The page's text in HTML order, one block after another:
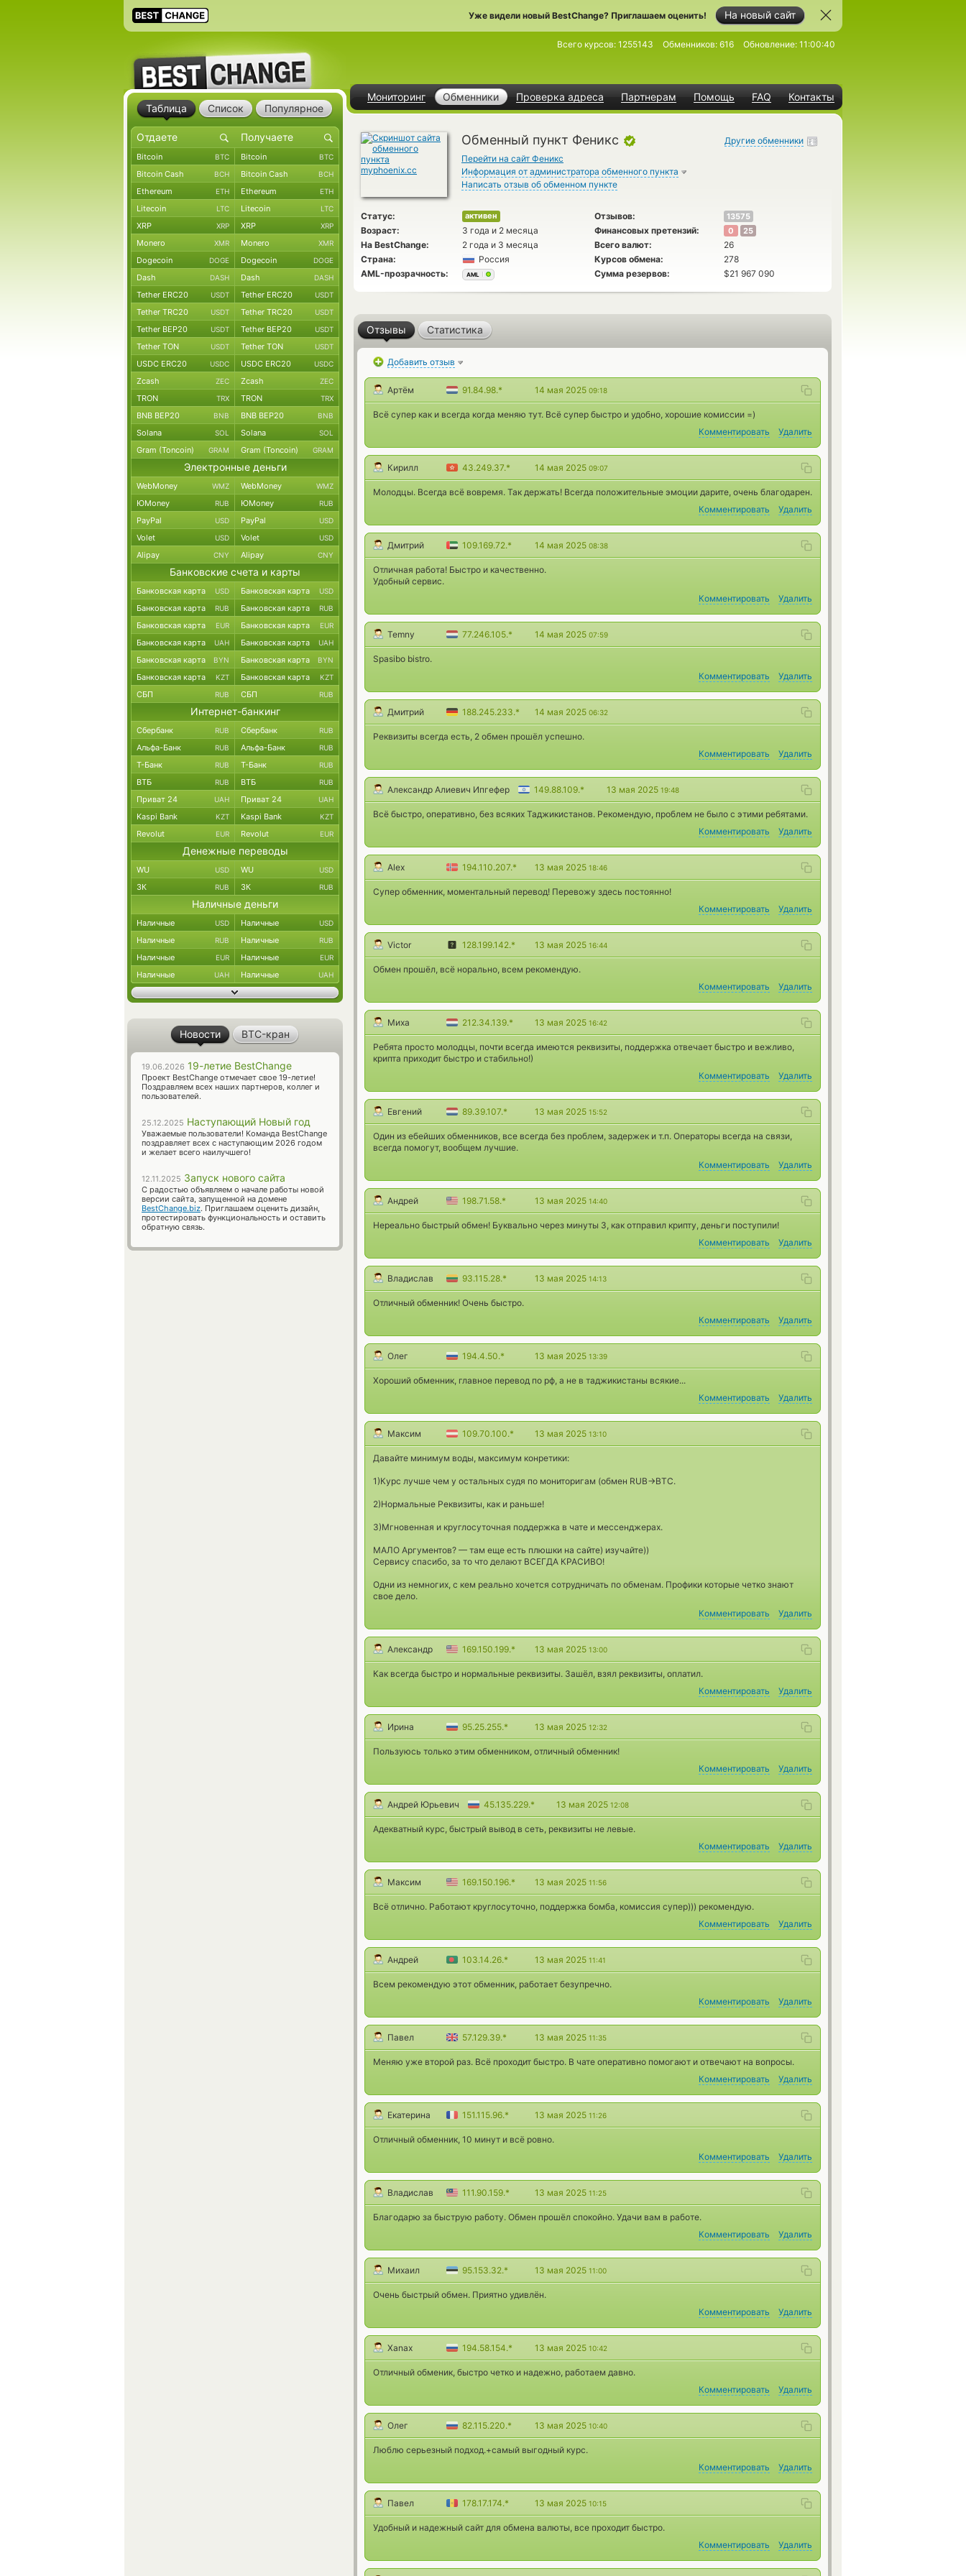
На новый сайт
Уже видели новый BestChange? Приглашаем оценить!
Мониторинг Обменники Проверка адреса Партнерам Помощь FAQ Контакты
Всего курсов: 1255143 Обменников: 616 Обновление: 11:00:40
Обменный пункт Феникс
Перейти на сайт Феникс
Информация от администратора обменного пункта
Написать отзыв об обменном пункте
Другие обменники
Статус: активен Отзывов: 13575
Возраст: 3 года и 2 месяца Финансовых претензий: 0 25
На BestChange: 2 года и 3 месяца Всего валют:
26
Страна:
Россия Курсов обмена:
278
AML-прозрачность:
AML Сумма резервов: $21 967 090
Отзывы Статистика
Добавить отзыв
Артём 91.84.98.* 14 мая 2025 09:18
Всё супер как и всегда когда меняю тут. Всё супер быстро и удобно, хорошие комиссии =)
Комментировать
Удалить
Кирилл 43.249.37.* 14 мая 2025 09:07
Молодцы. Всегда всё вовремя. Так держать! Всегда положительные эмоции дарите, очень благодарен.
Комментировать
Удалить
Дмитрий 109.169.72.* 14 мая 2025 08:38
Отличная работа! Быстро и качественно.
Удобный сервис.
Комментировать
Удалить
Temny 77.246.105.* 14 мая 2025 07:59
Spasibo bistro.
Комментировать
Удалить
Дмитрий 188.245.233.* 14 мая 2025 06:32
Реквизиты всегда есть, 2 обмен прошёл успешно.
Комментировать
Удалить
Александр Алиевич Ипгефер 149.88.109.* 13 мая 2025 19:48
Всё быстро, оперативно, без всяких Таджикистанов. Рекомендую, проблем не было с этими ребятами.
Комментировать
Удалить
Alex 194.110.207.* 13 мая 2025 18:46
Супер обменник, моментальный перевод! Перевожу здесь постоянно!
Комментировать
Удалить
Victor 128.199.142.* 13 мая 2025 16:44
Обмен прошёл, всё норально, всем рекомендую.
Комментировать
Удалить
Миха 212.34.139.* 13 мая 2025 16:42
Ребята просто молодцы, почти всегда имеются реквизиты, поддержка отвечает быстро и вежливо,
крипта приходит быстро и стабильно!)
Комментировать
Удалить
Евгений 89.39.107.* 13 мая 2025 15:52
Один из ебейших обменников, все всегда без проблем, задержек и т.п. Операторы всегда на связи,
всегда помогут, вообщем лучшие.
Комментировать
Удалить
Андрей 198.71.58.* 13 мая 2025 14:40
Нереально быстрый обмен! Буквально через минуты 3, как отправил крипту, деньги поступили!
Комментировать
Удалить
Владислав 93.115.28.* 13 мая 2025 14:13
Отличный обменник! Очень быстро.
Комментировать
Удалить
Олег 194.4.50.* 13 мая 2025 13:39
Хороший обменник, главное перевод по рф, а не в таджикистаны всякие...
Комментировать
Удалить
Максим 109.70.100.* 13 мая 2025 13:10
Давайте минимум воды, максимум конретики:
1)Курс лучше чем у остальных судя по мониторигам (обмен RUB->BTC.
2)Нормальные Реквизиты, как и раньше!
3)Мгновенная и круглосуточная поддержка в чате и мессенджерах.
МАЛО Аргументов? — там еще есть плюшки на сайте) изучайте))
Сервису спасибо, за то что делают ВСЕГДА КРАСИВО!
Одни из немногих, с кем реально хочется сотрудничать по обменам. Профики которые четко знают
свое дело.
Комментировать
Удалить
Александр 169.150.199.* 13 мая 2025 13:00
Как всегда быстро и нормальные реквизиты. Зашёл, взял реквизиты, оплатил.
Комментировать
Удалить
Ирина 95.25.255.* 13 мая 2025 12:32
Пользуюсь только этим обменником, отличный обменник!
Комментировать
Удалить
Андрей Юрьевич 45.135.229.* 13 мая 2025 12:08
Адекватный курс, быстрый вывод в сеть, реквизиты не левые.
Комментировать
Удалить
Максим 169.150.196.* 13 мая 2025 11:56
Всё отлично. Работают круглосуточно, поддержка бомба, комиссия супер))) рекомендую.
Комментировать
Удалить
Андрей 103.14.26.* 13 мая 2025 11:41
Всем рекомендую этот обменник, работает безупречно.
Комментировать
Удалить
Павел 57.129.39.* 13 мая 2025 11:35
Меняю уже второй раз. Всё проходит быстро. В чате оперативно помогают и отвечают на вопросы.
Комментировать
Удалить
Екатерина 151.115.96.* 13 мая 2025 11:26
Отличный обменник, 10 минут и всё ровно.
Комментировать
Удалить
Владислав 111.90.159.* 13 мая 2025 11:25
Благодарю за быструю работу. Обмен прошёл спокойно. Удачи вам в работе.
Комментировать
Удалить
Михаил 95.153.32.* 13 мая 2025 11:00
Очень быстрый обмен. Приятно удивлён.
Комментировать
Удалить
Xanax 194.58.154.* 13 мая 2025 10:42
Отличный обменик, быстро четко и надежно, работаем давно.
Комментировать
Удалить
Олег 82.115.220.* 13 мая 2025 10:40
Люблю серьезный подход.+самый выгодный курс.
Комментировать
Удалить
Павел 178.17.174.* 13 мая 2025 10:15
Удобный и надежный сайт для обмена валюты, все проходит быстро.
Комментировать
Удалить
Таблица Список Популярное
Bitcoin BTC Bitcoin BTC
Bitcoin Cash BCH Bitcoin Cash BCH
Ethereum ETH Ethereum ETH
Litecoin LTC Litecoin LTC
XRP XRP XRP XRP
Monero XMR Monero XMR
Dogecoin DOGE Dogecoin DOGE
Dash DASH Dash DASH
Tether ERC20 USDT Tether ERC20 USDT
Tether TRC20 USDT Tether TRC20 USDT
Tether BEP20 USDT Tether BEP20 USDT
Tether TON USDT Tether TON USDT
USDC ERC20 USDC USDC ERC20 USDC
Zcash ZEC Zcash ZEC
TRON TRX TRON TRX
BNB BEP20 BNB BNB BEP20 BNB
Solana SOL Solana SOL
Gram (Toncoin) GRAM Gram (Toncoin) GRAM
Электронные деньги
WebMoney WMZ WebMoney WMZ
ЮMoney RUB ЮMoney RUB
PayPal USD PayPal USD
Volet USD Volet USD
Alipay CNY Alipay CNY
Банковские счета и карты
Банковская карта USD Банковская карта USD
Банковская карта RUB Банковская карта RUB
Банковская карта EUR Банковская карта EUR
Банковская карта UAH Банковская карта UAH
Банковская карта BYN Банковская карта BYN
Банковская карта KZT Банковская карта KZT
СБП RUB СБП RUB
Интернет-банкинг
Сбербанк RUB Сбербанк RUB
Альфа-Банк RUB Альфа-Банк RUB
Т-Банк RUB Т-Банк RUB
ВТБ RUB ВТБ RUB
Приват 24 UAH Приват 24 UAH
Kaspi Bank KZT Kaspi Bank KZT
Revolut EUR Revolut EUR
Денежные переводы
WU USD WU USD
ЗК RUB ЗК RUB
Наличные деньги
Наличные USD Наличные USD
Наличные RUB Наличные RUB
Наличные EUR Наличные EUR
Наличные UAH Наличные UAH
Новости BTC-кран
19.06.2026 19-летие BestChange
Проект BestChange отмечает свое 19-летие!
Поздравляем всех наших партнеров, коллег и
пользователей.
25.12.2025 Наступающий Новый год
Уважаемые пользователи! Команда BestChange
поздравляет всех с наступающим 2026 годом
и желает всего наилучшего!
12.11.2025 Запуск нового сайта
С радостью объявляем о начале работы новой
версии сайта, запущенной на домене
BestChange.biz. Приглашаем оценить дизайн,
протестировать функциональность и оставить
обратную связь.